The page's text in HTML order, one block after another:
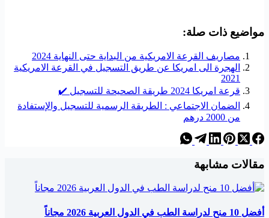
مواضيع ذات صلة:
مصاريف القرعة الامريكية من البداية حتى النهاية 2024
الهجرة الى امريكا عن طريق التسجيل في القرعة الامريكية
2021
قرعة امريكا 2024 طريقة الصحيحة للتسجيل ✔️
الضمان الاجتماعي : الطريقة الرسمية للتسجيل والإستفادة
من 2000 درهم
مقالات مشابهة
أفضل 10 منح لدراسة الطب في الدول العربية 2026 مجاناً